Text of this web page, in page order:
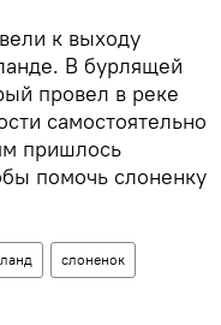
к выходу
В бурлящей
провел в реке
самостоятельно
пришлось
помочь слоненку
слоненок